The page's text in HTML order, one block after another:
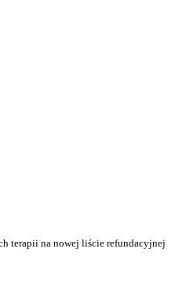
terapii na nowej liście refundacyjnej